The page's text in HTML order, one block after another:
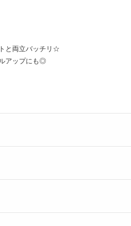
と両立バッチリ☆
アップにも◎